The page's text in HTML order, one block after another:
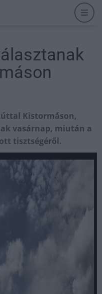
Kistormáson,
vasárnap, miután a
tisztségéről.